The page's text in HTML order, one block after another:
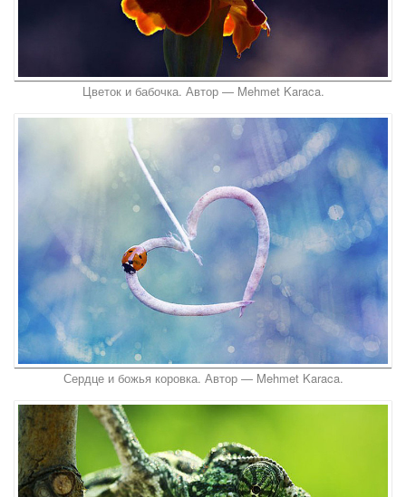
Цветок и бабочка. Автор — Mehmet Karaca.
Сердце и божья коровка. Автор — Mehmet Karaca.